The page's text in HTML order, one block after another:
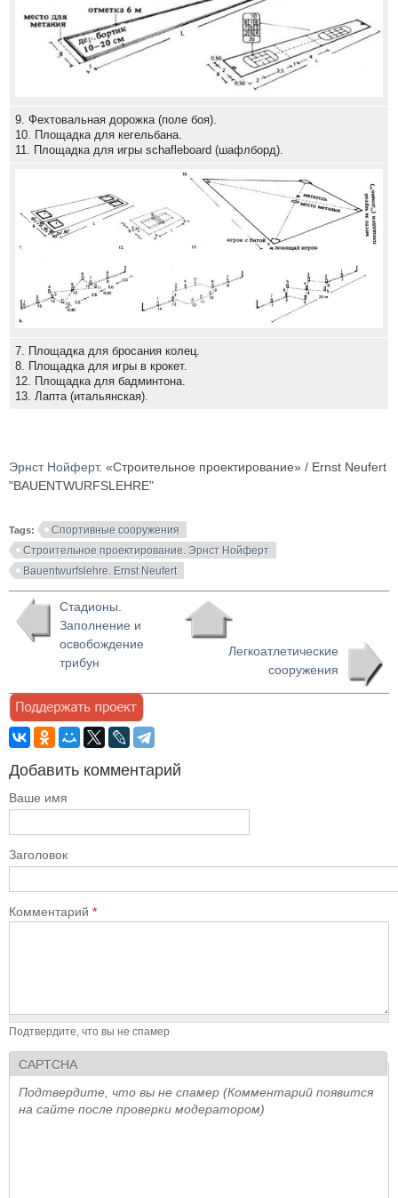
9. Фехтовальная дорожка (поле боя).
10. Площадка для кегельбана.
11. Площадка для игры schafleboard (шафлборд).
7. Площадка для бросания колец.
8. Площадка для игры в крокет.
12. Площадка для бадминтона.
13. Лапта (итальянская).
Эрнст Нойферт. «Строительное проектирование» / Ernst Neufert
"BAUENTWURFSLEHRE"
Tags:
Спортивные сооружения
Строительное проектирование. Эрнст Нойферт
Bauentwurfslehre. Ernst Neufert
Стадионы.
Заполнение и
освобождение
трибун
Легкоатлетические
сооружения
Добавить комментарий
Ваше имя
Заголовок
Комментарий *
Подтвердите, что вы не спамер
CAPTCHA
Подтвердите, что вы не спамер (Комментарий появится
на сайте после проверки модератором)